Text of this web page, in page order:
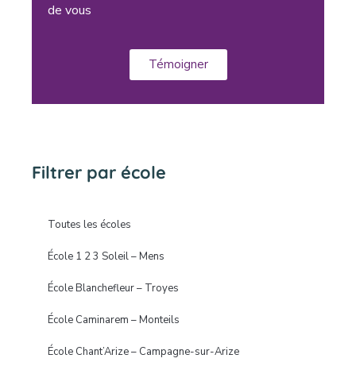
de vous
Témoigner
Filtrer par école
Toutes les écoles
École 1 2 3 Soleil – Mens
École Blanchefleur – Troyes
École Caminarem – Monteils
École Chant’Arize – Campagne-sur-Arize